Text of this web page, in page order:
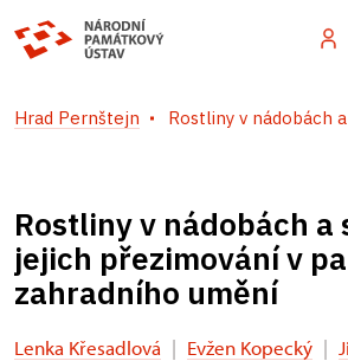
Hrad Pernštejn Rostliny v nádobách
Rostliny v nádobách a
jejich přezimování v
zahradního umění
Lenka Křesadlová | Evžen Kopecký |